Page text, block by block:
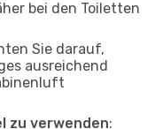
bei den Toiletten
Sie darauf,
ausreichend
zu verwenden: